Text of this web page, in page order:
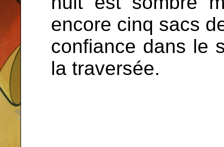
encore cinq sacs
confiance dans le
la traversée.